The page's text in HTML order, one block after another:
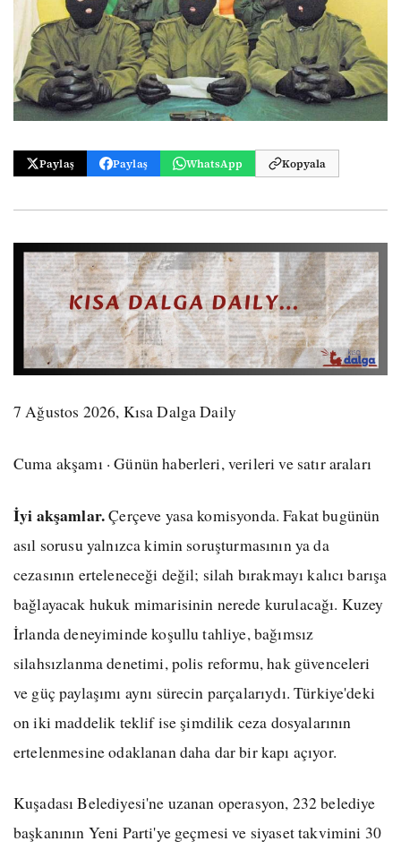
Paylaş Paylaş WhatsApp Kopyala
7 Ağustos 2026, Kısa Dalga Daily
Cuma akşamı · Günün haberleri, verileri ve satır araları
İyi akşamlar.Çerçeve yasa komisyonda. Fakat bugünün
asıl sorusu yalnızca kimin soruşturmasının ya da
cezasının erteleneceği değil; silah bırakmayı kalıcı barışa
bağlayacak hukuk mimarisinin nerede kurulacağı. Kuzey
İrlanda deneyiminde koşullu tahliye, bağımsız
silahsızlanma denetimi, polis reformu, hak güvenceleri
ve güç paylaşımı aynı sürecin parçalarıydı. Türkiye'deki
on iki maddelik teklif ise şimdilik ceza dosyalarının
ertelenmesine odaklanan daha dar bir kapı açıyor.
Kuşadası Belediyesi'ne uzanan operasyon, 232 belediye
başkanının Yeni Parti'ye geçmesi ve siyaset takvimini 30